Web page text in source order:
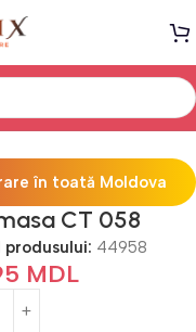
Seturi Terasă
în toată Moldova
CT 058
produsului: 44958
MDL